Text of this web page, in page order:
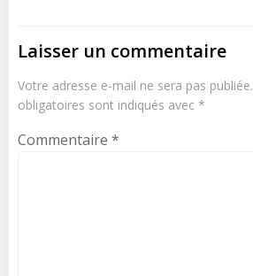
Laisser un commentaire
Votre adresse e-mail ne sera pas publiée.
obligatoires sont indiqués avec *
Commentaire *